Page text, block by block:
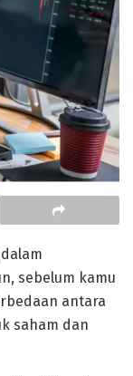
sebelum kamu
antara
saham dan